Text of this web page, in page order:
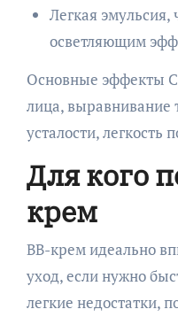
Легкая
осветляющим
Основные эффекты
лица, выравнивание
усталости, легкость
Для кого
крем
BB-крем идеально
уход, если нужно
легкие недостатки,